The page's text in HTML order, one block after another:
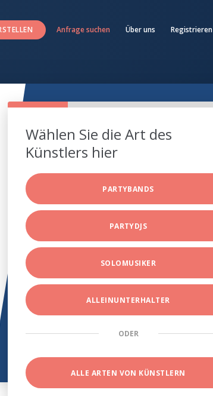
Anfrage suchen Über uns Registrieren
Wählen Sie die Art des
Künstlers hier
PARTYBANDS
PARTYDJS
SOLOMUSIKER
ALLEINUNTERHALTER
ODER
ALLE ARTEN VON KÜNSTLERN